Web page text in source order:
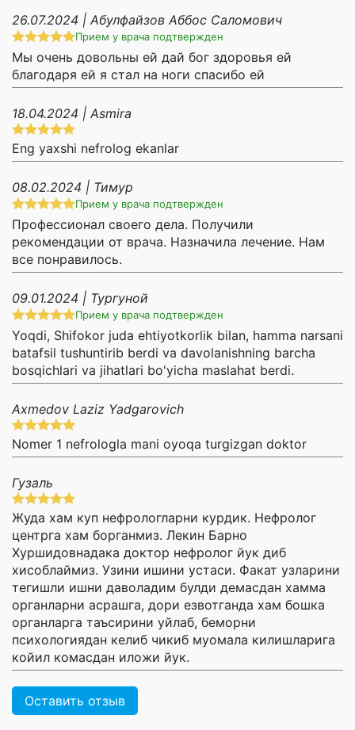
26.07.2024 | Абулфайзов Аббос Саломович
Прием у врача подтвержден
Мы очень довольны ей дай бог здоровья ей
благодаря ей я стал на ноги спасибо ей
18.04.2024 | Asmira
Eng yaxshi nefrolog ekanlar
08.02.2024 | Тимур
Прием у врача подтвержден
Профессионал своего дела. Получили
рекомендации от врача. Назначила лечение. Нам
все понравилось.
09.01.2024 | Тургуной
Прием у врача подтвержден
Yoqdi, Shifokor juda ehtiyotkorlik bilan, hamma narsani
batafsil tushuntirib berdi va davolanishning barcha
bosqichlari va jihatlari bo'yicha maslahat berdi.
Axmedov Laziz Yadgarovich
Nomer 1 nefrologla mani oyoqa turgizgan doktor
Гузаль
Жуда хам куп нефрологларни курдик. Нефролог
центрга хам борганмиз. Лекин Барно
Хуршидовнадака доктор нефролог йук диб
хисоблаймиз. Узини ишини устаси. Факат узларини
тегишли ишни даволадим булди демасдан хамма
органларни асрашга, дори езвотганда хам бошка
органларга таъсирини уйлаб, беморни
психологиядан келиб чикиб муомала килишларига
койил комасдан иложи йук.
Оставить отзыв